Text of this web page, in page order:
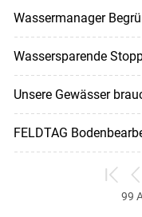
Wassermanager
Wassersparende
Unsere Gewässer
FELDTAG
zum
ersten
99